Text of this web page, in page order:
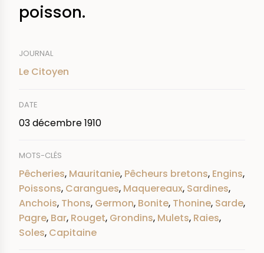
poisson.
JOURNAL
Le Citoyen
DATE
03 décembre 1910
MOTS-CLÉS
Pêcheries, Mauritanie, Pêcheurs bretons, Engins,
Poissons, Carangues, Maquereaux, Sardines,
Anchois, Thons, Germon, Bonite, Thonine, Sarde,
Pagre, Bar, Rouget, Grondins, Mulets, Raies,
Soles, Capitaine